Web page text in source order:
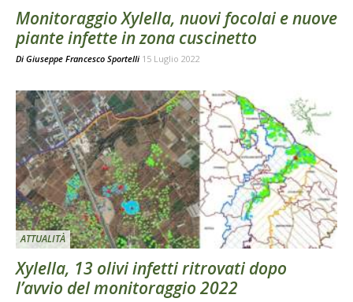
Monitoraggio Xylella, nuovi focolai e nuove
piante infette in zona cuscinetto
Di Giuseppe Francesco Sportelli 15 Luglio 2022
ATTUALITÀ
Xylella, 13 olivi infetti ritrovati dopo
l’avvio del monitoraggio 2022